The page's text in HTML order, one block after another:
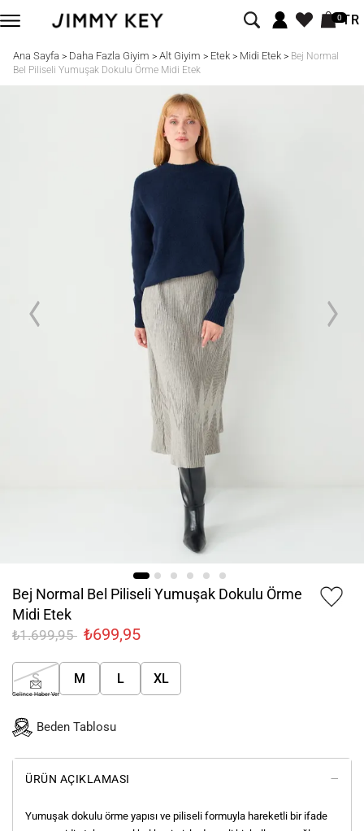
0TR
Ana Sayfa > Daha Fazla Giyim > Alt Giyim > Etek> Midi Etek> Bej Normal
Bel Piliseli Yumuşak Dokulu Örme Midi Etek
Bej Normal Bel Piliseli Yumuşak Dokulu Örme
Midi Etek
₺1.699,95 ₺699,95
S
Gelince Haber Ver
M L XL
Beden Tablosu
ÜRÜN AÇIKLAMASI
Yumuşak dokulu örme yapısı ve piliseli formuyla hareketli bir ifade